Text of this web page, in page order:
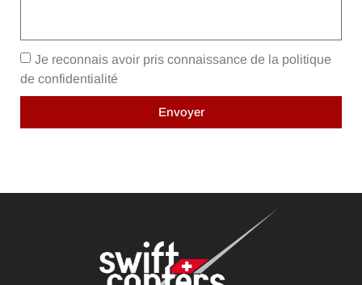
Je reconnais avoir pris connaissance de la politique
de confidentialité
Envoyer